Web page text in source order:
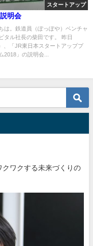
スタートアップ
明会
は。鉄道員（ぽっぽや）ベンチャ
タル社長の柴田です。 昨日
、「JR東日本スタートアッププ
2018」の説明会...
クワクする未来づくりの